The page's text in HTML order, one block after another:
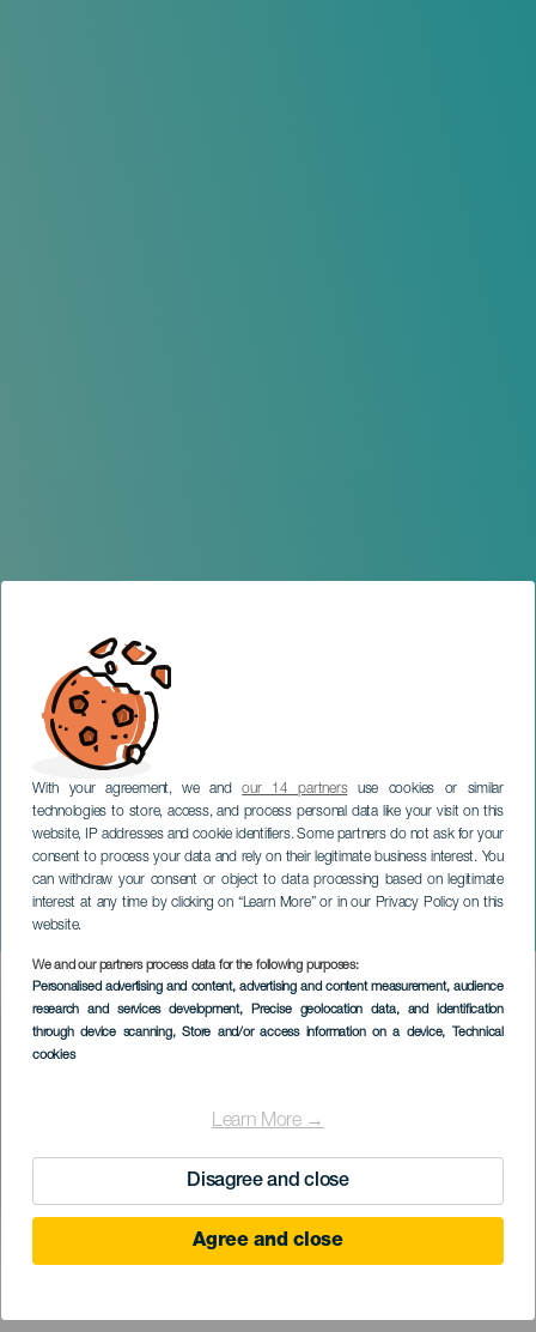
With your agreement, we andour 14 partnersuse cookies or similar
technologies to store, access, and process personal data like your visit on this
website, IP addresses and cookie identifiers. Some partners do not ask for your
consent to process your data and rely on their legitimate business interest. You
can withdraw your consent or object to data processing based on legitimate
interest at any time by clicking on “Learn More” or in our Privacy Policy on this
website.
We and our partners process data for the following purposes:
Personalised advertising and content, advertising and content measurement, audience
research and services development, Precise geolocation data, and identification
through device scanning, Store and/or access information on a device, Technical
cookies
Learn More →
Disagree and close
Agree and close
San Benito de Abad ünnepei
TENERIFE
Imagen
Listado